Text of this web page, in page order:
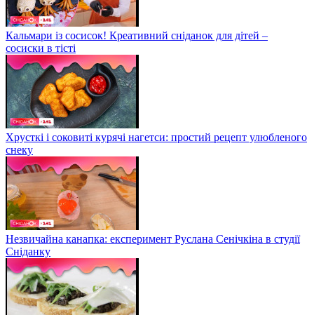
Кальмари із сосисок! Креативний сніданок для дітей –
сосиски в тісті
Хрусткі і соковиті курячі нагетси: простий рецепт улюбленого
снеку
Незвичайна канапка: експеримент Руслана Сенічкіна в студії
Сніданку